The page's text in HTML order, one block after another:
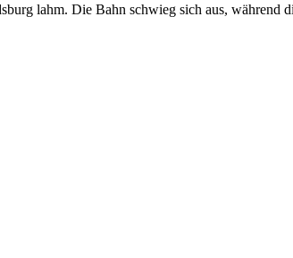
lahm. Die Bahn schwieg sich aus, während